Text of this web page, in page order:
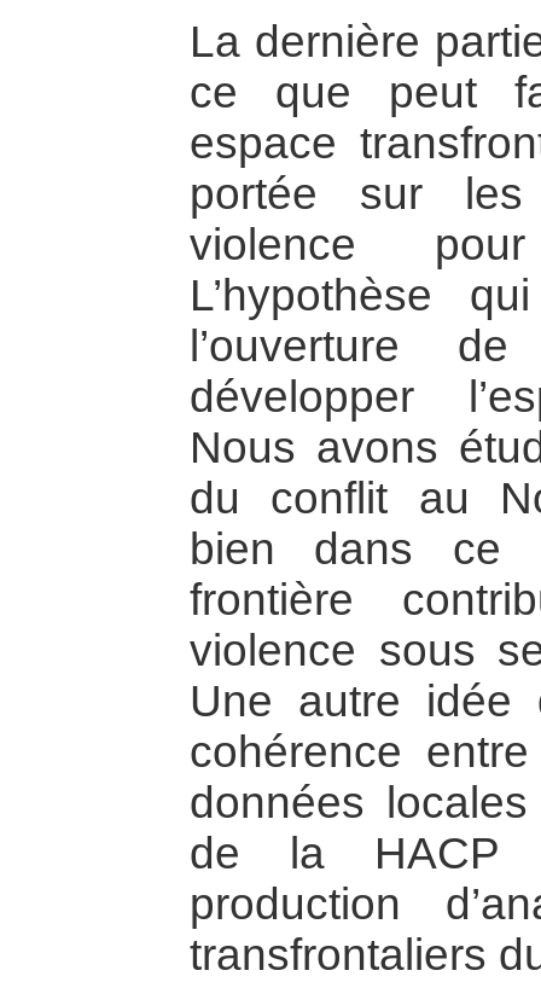
La dernière
ce que peut
espace
portée sur
violence
L’hypothèse
l’ouverture
développer
Nous avons
du conflit au
bien dans ce
frontière
violence sous
Une autre
cohérence
données
de la HACP
production
transfrontaliers